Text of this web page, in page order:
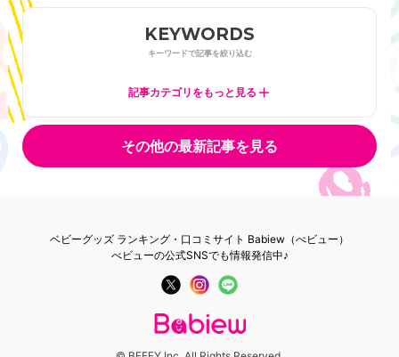
KEYWORDS
キーワードで記事を絞り込む
記事カテゴリをもっと見る
その他の最新記事を見る
ベビーグッズ ランキング・口コミサイト Babiew（べビュー）
べビューの公式SNSでも情報発信中♪